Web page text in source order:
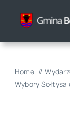
Home
Wybory Sołtysa